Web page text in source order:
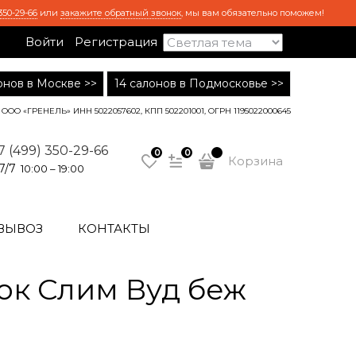
29-66 или закажите обратный звонок, мы вам обязательно поможем!
Войти Регистрация
в Москве >> 14 салонов в Подмосковье >>
ООО «ГРЕНЕЛЬ» ИНН 5022057602, КПП 502201001, ОГРН 1195022000645
(499) 350-29-66
7 10:00 – 19:00
0 0
Корзина
КОНТАКТЫ
Слим Вуд беж